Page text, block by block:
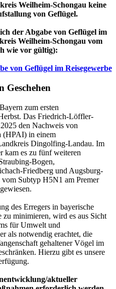
Weilheim-Schongau keine
von Geflügel.
der Abgabe von Geflügel im
Weilheim-Schongau vom
wie vor gültig):
von Geflügel im Reisegewerbe
Geschehen
zum ersten
Das Friedrich-Löffler-
den Nachweis von
(HPAI) in einem
Dingolfing-Landau. Im
kam es zu fünf weiteren
Bogen,
Friedberg und Augsburg-
Subtyp H5N1 am Premer
des Erregers in bayerische
minimieren, wird es aus Sicht
für Umwelt und
als notwendig erachtet, die
gehaltener Vögel im
Hierzu gibt es unsere
aktueller